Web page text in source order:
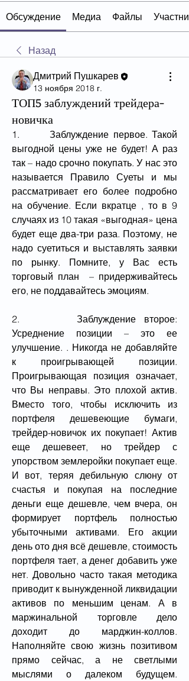
Обсуждение Медиа Файлы
Назад
Дмитрий Пушкарев
13 ноября 2018 г.
ТОП5 заблуждений трейдера-
новичка
1.       Заблуждение первое. Такой
выгодной цены уже не будет! А раз
так – надо срочно покупать. У нас это
называется Правило Суеты и мы
рассматривает его более подробно
на обучение. Если вкратце , то в 9
случаях из 10 такая «выгодная» цена
будет еще два-три раза. Поэтому, не
надо суетиться и выставлять заявки
по рынку. Помните, у Вас есть
торговый план  – придерживайтесь
его, не поддавайтесь эмоциям.
2.       Заблуждение второе:
Усреднение позиции – это ее
улучшение. . Никогда не добавляйте
к проигрывающей позиции.
Проигрывающая позиция означает,
что Вы неправы. Это плохой актив.
Вместо того, чтобы исключить из
портфеля дешевеющие бумаги,
трейдер-новичок их покупает! Актив
еще дешевеет, но трейдер с
упорством землеройки покупает еще.
И вот, теряя дебильную слюну от
счастья и покупая на последние
деньги еще дешевле, чем вчера, он
формирует портфель полностью
убыточными активами. Его акции
день ото дня всё дешевле, стоимость
портфеля тает, а денег добавить уже
нет. Довольно часто такая методика
приводит к вынужденной ликвидации
активов по меньшим ценам. А в
маржинальной торговле дело
доходит до марджин-коллов.
Наполняйте свою жизнь позитивом
прямо сейчас, а не светлыми
мыслями о далеком будущем.